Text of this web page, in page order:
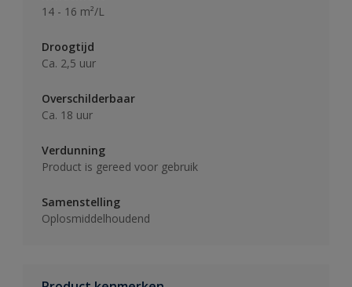
14 - 16 m²/L
Droogtijd
Ca. 2,5 uur
Overschilderbaar
Ca. 18 uur
Verdunning
Product is gereed voor gebruik
Samenstelling
Oplosmiddelhoudend